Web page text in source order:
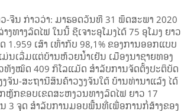
ຈີນ ກ່າວວ່າ: ມາຮອດວັນທີ 31 ພຶດສະພາ 2020
ທາງລົດໄຟ ໃນນີ້ ຊີເຈາະອຸໂມງໄດ້ 75 ອຸໂມງ ຍາວ
1.959 ເສົາ ເທົ່າກັບ 98,1% ຂອງການອອກແບບ
ມ່ນເລີ່ມແຕ່ບ້ານຫ້ວຍນໍ້າເຢັນ ເມືອງນາຊາຍທອງ
ງໝົດ 409 ກິໂລແມັດ ສໍາລັບການຈັດຕັ້ງປະຕິບັດ
ຈັນ-ສະຖານີສິນຄ້າວຽງຈັນໃຕ້ ບ້ານທ່ານາແລ້ງ ໄດ້
ຫຼັກຂອບເຂດສະຫງວນທາງລົດໄຟ ຍາວ 17
3 ຈຸດ ສໍາລັບການມອບພື້ນທີ່ເພື່ອການກໍ່ສ້າງຂອງ